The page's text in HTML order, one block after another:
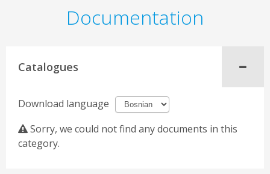
Documentation
Catalogues
Download language
Sorry, we could not find any documents in this
category.